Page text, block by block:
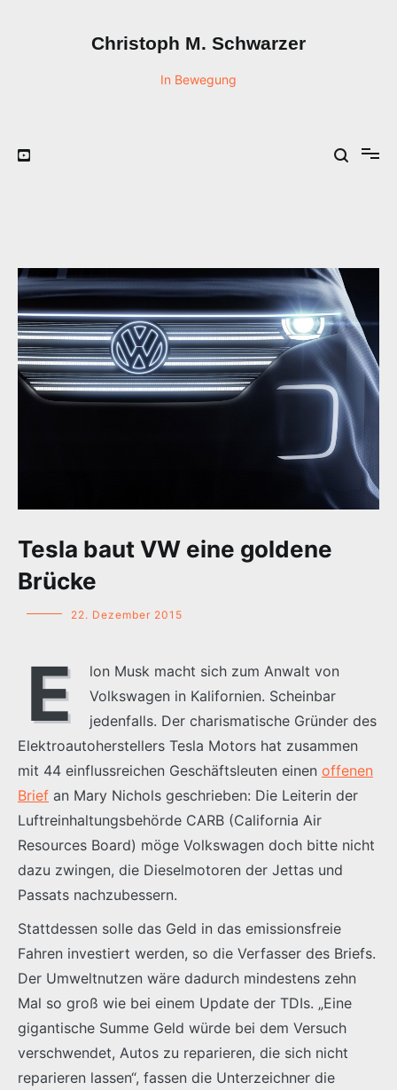
Christoph M. Schwarzer
In Bewegung
Tesla baut VW eine goldene
Brücke
22. Dezember 2015
E
lon Musk macht sich zum Anwalt von
Volkswagen in Kalifornien. Scheinbar
jedenfalls. Der charismatische Gründer des
Elektroautoherstellers Tesla Motors hat zusammen
mit 44 einflussreichen Geschäftsleuten einen offenen
Brief an Mary Nichols geschrieben: Die Leiterin der
Luftreinhaltungsbehörde CARB (California Air
Resources Board) möge Volkswagen doch bitte nicht
dazu zwingen, die Dieselmotoren der Jettas und
Passats nachzubessern.
Stattdessen solle das Geld in das emissionsfreie
Fahren investiert werden, so die Verfasser des Briefs.
Der Umweltnutzen wäre dadurch mindestens zehn
Mal so groß wie bei einem Update der TDIs. „Eine
gigantische Summe Geld würde bei dem Versuch
verschwendet, Autos zu reparieren, die sich nicht
reparieren lassen“, fassen die Unterzeichner die